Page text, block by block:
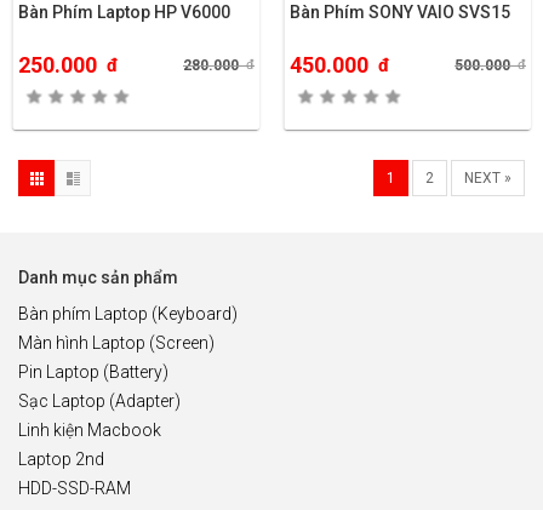
Bàn Phím Laptop HP V6000
250.000 đ 280.000đ
Bàn Phím SONY VAIO SVS15
450.000 đ 500.000đ
1 2 NEXT »
Danh mục sản phẩm
Bàn phím Laptop (Keyboard)
Màn hình Laptop (Screen)
Pin Laptop (Battery)
Sạc Laptop (Adapter)
Linh kiện Macbook
Laptop 2nd
HDD-SSD-RAM